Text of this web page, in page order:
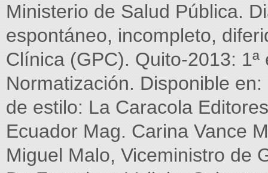
Ministerio de Salud Pública.
espontáneo, incompleto,
Clínica (GPC). Quito-2013:
Normatización. Disponible
de estilo: La Caracola
Ecuador Mag. Carina Vance
Miguel Malo, Viceministro de